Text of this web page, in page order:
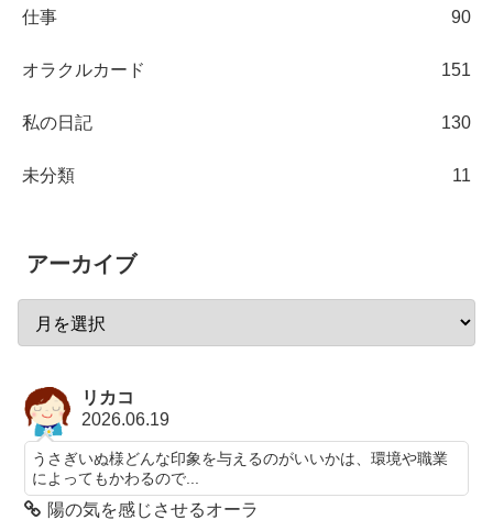
仕事 90
オラクルカード 151
私の日記 130
未分類 11
アーカイブ
リカコ
2026.06.19
うさぎいぬ様どんな印象を与えるのがいいかは、環境や職業
によってもかわるので...
陽の気を感じさせるオーラ